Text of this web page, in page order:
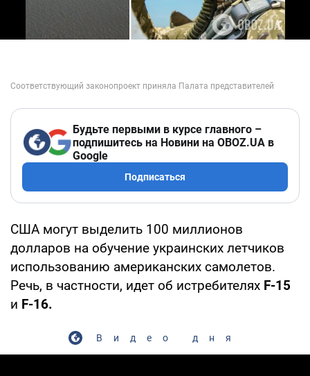
Будьте первыми в курсе главного –
подпишитесь на Новини на OBOZ.UA в
Google
Подписаться
США могут выделить 100 миллионов
долларов на обучение украинских летчиков
использованию американских самолетов.
Речь, в частности, идет об истребителях F-15
и F-16.
Видео дня